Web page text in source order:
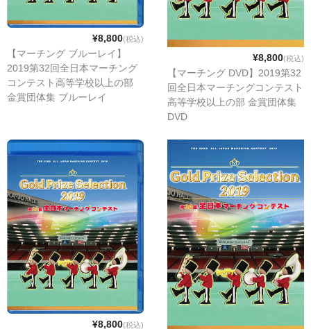
¥8,800(税込)
【マーチング ブルーレイ】
2019第32回全日本マーチング
コンテスト高等学校以上の部
金賞団体集 ブルーレイ
¥8,800(税込)
【マーチング DVD】2019第32
回全日本マーチングコンテスト
高等学校以上の部 金賞団体集
DVD
¥8,800(税込)